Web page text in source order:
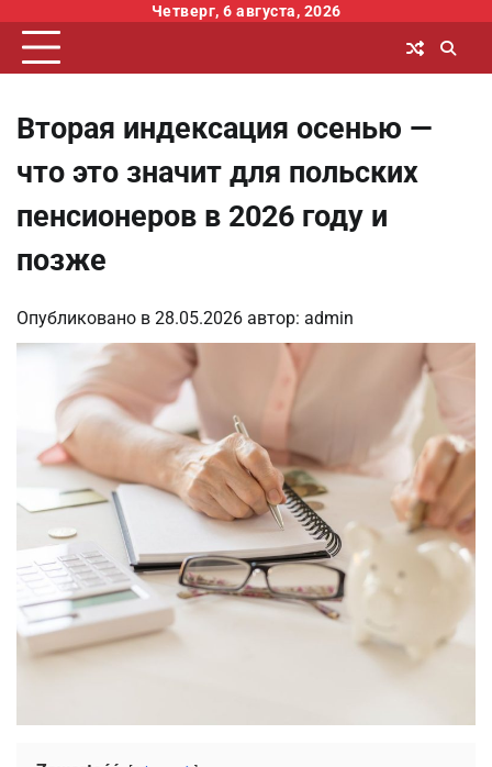
содержимому
Четверг, 6 августа, 2026
Вторая индексация осенью —
что это значит для польских
пенсионеров в 2026 году и
позже
Опубликовано в 28.05.2026 автор: admin